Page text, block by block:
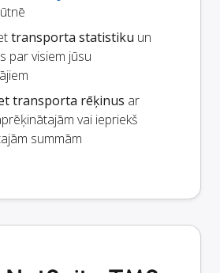
transporta statistiku un
par visiem jūsu
transporta rēķinus ar
vai iepriekš
summām